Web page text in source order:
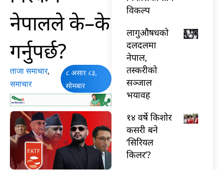
नेपालले के–के
गर्नुपर्छ?
ताजा समाचार,
समाचार
८ असार ८३,
सोमबार
विकल्प
लागुऔषधको
दलदलमा
नेपाल,
तस्करीको
सञ्जाल
भयावह
१४ वर्षे किशोर
कसरी बने
‘सिरियल
किलर’?